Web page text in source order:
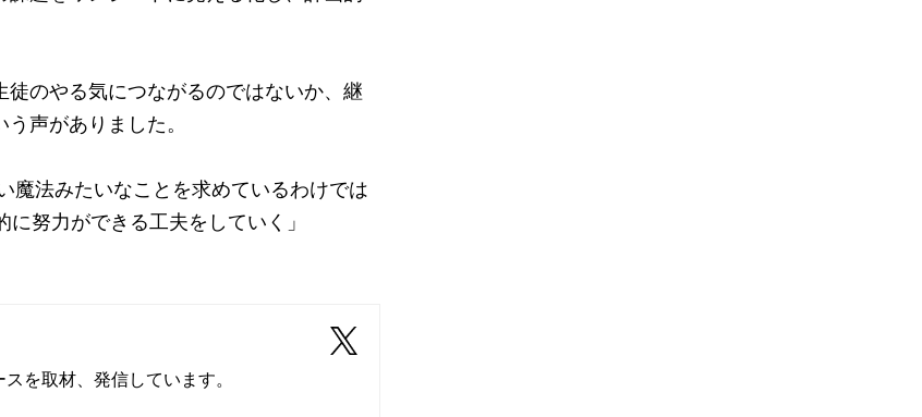
のやる気につながるのではないか、継
声がありました。
魔法みたいなことを求めているわけでは
努力ができる工夫をしていく」
を取材、発信しています。